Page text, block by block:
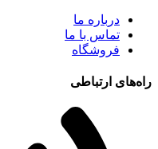
درباره ما
تماس با ما
فروشگاه
راه‌های ارتباطی